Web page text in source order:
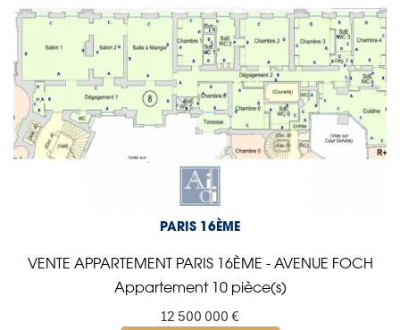
PARIS 16ÈME
VENTE APPARTEMENT PARIS 16ÈME - AVENUE FOCH
Appartement 10 pièce(s)
12 500 000 €